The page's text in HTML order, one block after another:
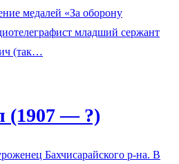
медалей «За оборону
младший сержант
(так…
(1907 — ?)
Бахчисарайского р-на. В